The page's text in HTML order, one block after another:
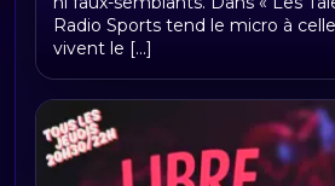
Radio Sports tend le micro à
vivent le [...]